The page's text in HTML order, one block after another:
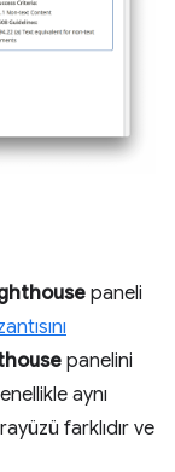
paneli
panelini
aynı
farklıdır ve